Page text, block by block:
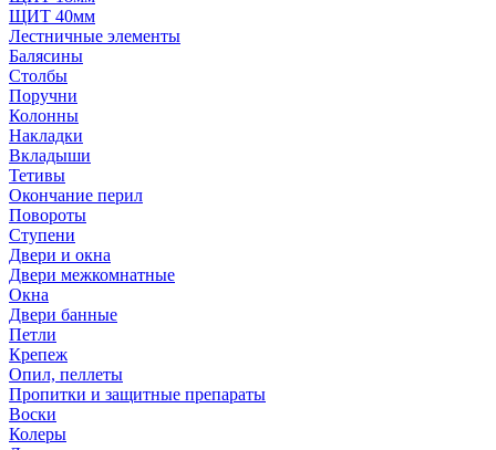
ЩИТ 40мм
Лестничные элементы
Балясины
Столбы
Поручни
Колонны
Накладки
Вкладыши
Тетивы
Окончание перил
Повороты
Ступени
Двери и окна
Двери межкомнатные
Окна
Двери банные
Петли
Крепеж
Опил, пеллеты
Пропитки и защитные препараты
Воски
Колеры